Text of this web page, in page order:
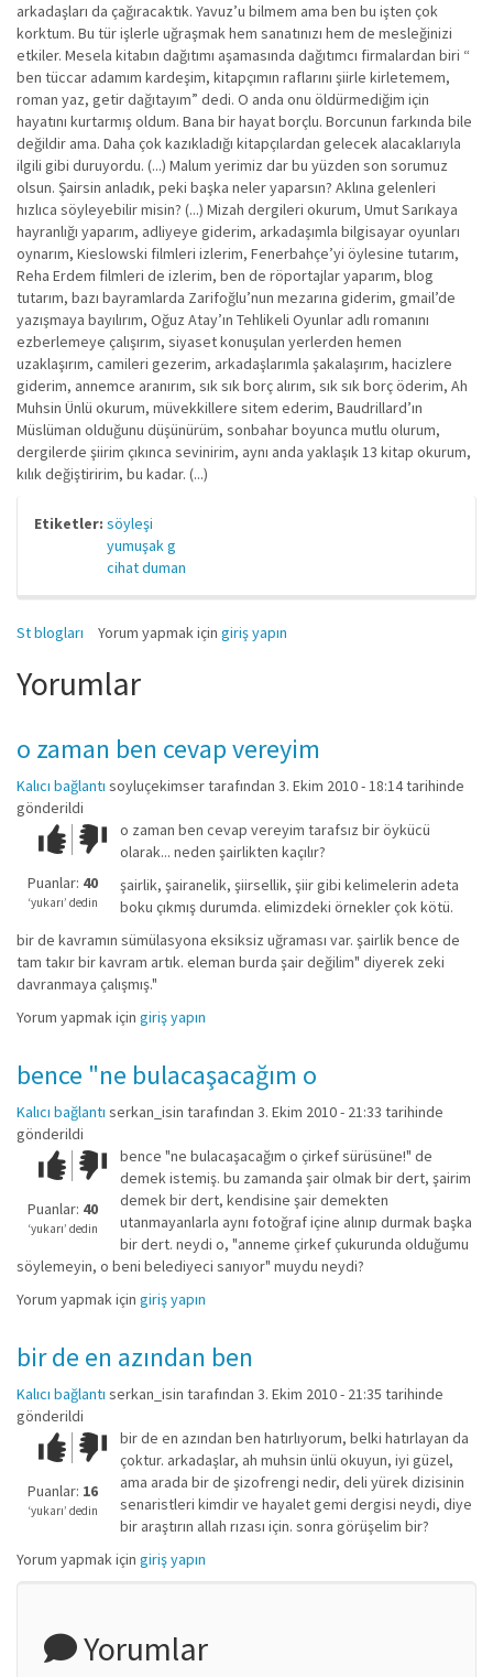
arkadaşları da çağıracaktık. Yavuz’u bilmem ama ben bu işten çok
korktum. Bu tür işlerle uğraşmak hem sanatınızı hem de mesleğinizi
etkiler. Mesela kitabın dağıtımı aşamasında dağıtımcı firmalardan biri “
ben tüccar adamım kardeşim, kitapçımın raflarını şiirle kirletemem,
roman yaz, getir dağıtayım” dedi. O anda onu öldürmediğim için
hayatını kurtarmış oldum. Bana bir hayat borçlu. Borcunun farkında bile
değildir ama. Daha çok kazıkladığı kitapçılardan gelecek alacaklarıyla
ilgili gibi duruyordu. (...) Malum yerimiz dar bu yüzden son sorumuz
olsun. Şairsin anladık, peki başka neler yaparsın? Aklına gelenleri
hızlıca söyleyebilir misin? (...) Mizah dergileri okurum, Umut Sarıkaya
hayranlığı yaparım, adliyeye giderim, arkadaşımla bilgisayar oyunları
oynarım, Kieslowski filmleri izlerim, Fenerbahçe’yi öylesine tutarım,
Reha Erdem filmleri de izlerim, ben de röportajlar yaparım, blog
tutarım, bazı bayramlarda Zarifoğlu’nun mezarına giderim, gmail’de
yazışmaya bayılırım, Oğuz Atay’ın Tehlikeli Oyunlar adlı romanını
ezberlemeye çalışırım, siyaset konuşulan yerlerden hemen
uzaklaşırım, camileri gezerim, arkadaşlarımla şakalaşırım, hacizlere
giderim, annemce aranırım, sık sık borç alırım, sık sık borç öderim, Ah
Muhsin Ünlü okurum, müvekkillere sitem ederim, Baudrillard’ın
Müslüman olduğunu düşünürüm, sonbahar boyunca mutlu olurum,
dergilerde şiirim çıkınca sevinirim, aynı anda yaklaşık 13 kitap okurum,
kılık değiştiririm, bu kadar. (...)
Etiketler: söyleşi
yumuşak g
cihat duman
St blogları Yorum yapmak için giriş yapın
Yorumlar
o zaman ben cevap vereyim
Kalıcı bağlantı soyluçekimsertarafından 3. Ekim 2010 - 18:14 tarihinde
gönderildi
Çok iyi!O
kadar
iyi
değil!
Puanlar: 40
‘yukarı’ dedin
o zaman ben cevap vereyim tarafsız bir öykücü
olarak... neden şairlikten kaçılır?
şairlik, şairanelik, şiirsellik, şiir gibi kelimelerin adeta
boku çıkmış durumda. elimizdeki örnekler çok kötü.
bir de kavramın sümülasyona eksiksiz uğraması var. şairlik bence de
tam takır bir kavram artık. eleman burda şair değilim" diyerek zeki
davranmaya çalışmış."
Yorum yapmak için giriş yapın
bence "ne bulacaşacağım o
Kalıcı bağlantı serkan_isin tarafından 3. Ekim 2010 - 21:33 tarihinde
gönderildi
Çok iyi!O
kadar
iyi
değil!
Puanlar: 40
‘yukarı’ dedin
bence "ne bulacaşacağım o çirkef sürüsüne!" de
demek istemiş. bu zamanda şair olmak bir dert, şairim
demek bir dert, kendisine şair demekten
utanmayanlarla aynı fotoğraf içine alınıp durmak başka
bir dert. neydi o, "anneme çirkef çukurunda olduğumu
söylemeyin, o beni belediyeci sanıyor" muydu neydi?
Yorum yapmak için giriş yapın
bir de en azından ben
Kalıcı bağlantı serkan_isin tarafından 3. Ekim 2010 - 21:35 tarihinde
gönderildi
Çok iyi!O
kadar
iyi
değil!
Puanlar: 16
‘yukarı’ dedin
bir de en azından ben hatırlıyorum, belki hatırlayan da
çoktur. arkadaşlar, ah muhsin ünlü okuyun, iyi güzel,
ama arada bir de şizofrengi nedir, deli yürek dizisinin
senaristleri kimdir ve hayalet gemi dergisi neydi, diye
bir araştırın allah rızası için. sonra görüşelim bir?
Yorum yapmak için giriş yapın
Yorumlar